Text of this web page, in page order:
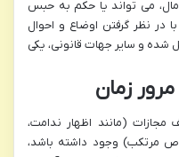
مال، می تواند یا حکم به حبس
در نظر گرفتن اوضاع و احوال
و سایر جهات قانونی، یکی
زمان
(مانند اظهار ندامت،
مرتکب) وجود داشته باشد،